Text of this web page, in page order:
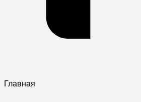
Главная